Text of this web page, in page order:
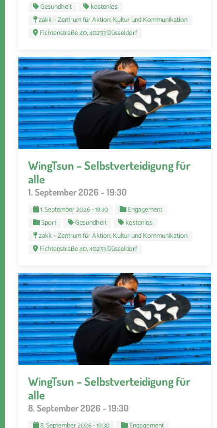
Gesundheit
kostenlos
zakk – Zentrum für Aktion, Kultur und Kommunikation
Fichtenstraße 40, 40233 Düsseldorf
WingTsun – Selbstverteidigung für
alle
1. September 2026 - 19:30
1. September 2026 - 19:30
Engagement
Sport
Gesundheit
kostenlos
zakk – Zentrum für Aktion, Kultur und Kommunikation
Fichtenstraße 40, 40233 Düsseldorf
WingTsun – Selbstverteidigung für
alle
8. September 2026 - 19:30
8. September 2026 - 19:30 Engagement